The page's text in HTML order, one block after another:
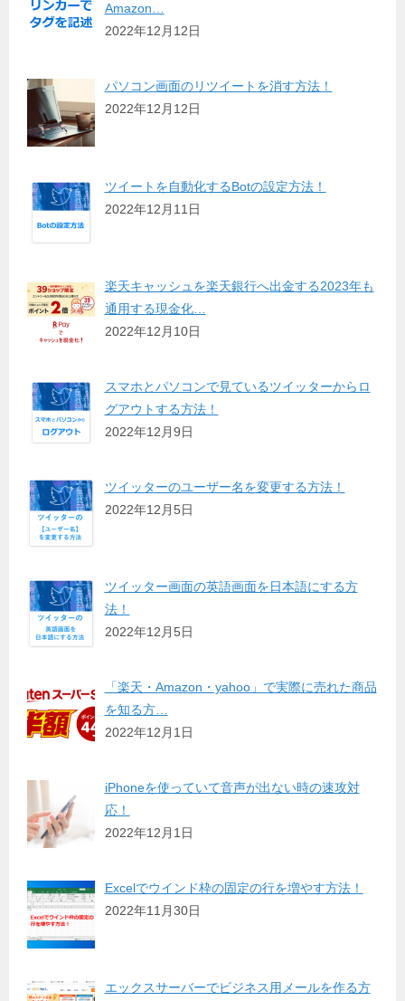
Amazon…
2022年12月12日
パソコン画面のリツイートを消す方法！
2022年12月12日
ツイートを自動化するBotの設定方法！
2022年12月11日
楽天キャッシュを楽天銀行へ出金する2023年も
通用する現金化…
2022年12月10日
スマホとパソコンで見ているツイッターからロ
グアウトする方法！
2022年12月9日
ツイッターのユーザー名を変更する方法！
2022年12月5日
ツイッター画面の英語画面を日本語にする方
法！
2022年12月5日
「楽天・Amazon・yahoo」で実際に売れた商品
を知る方…
2022年12月1日
iPhoneを使っていて音声が出ない時の速攻対
応！
2022年12月1日
Excelでウインド枠の固定の行を増やす方法！
2022年11月30日
エックスサーバーでビジネス用メールを作る方